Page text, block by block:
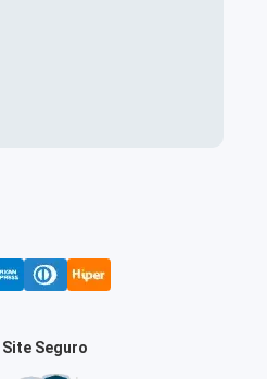
Site Seguro